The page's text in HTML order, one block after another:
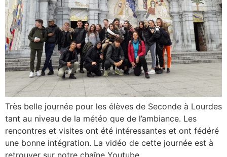
Très belle journée pour les élèves de Seconde à Lourdes
tant au niveau de la météo que de l’ambiance. Les
rencontres et visites ont été intéressantes et ont fédéré
une bonne intégration. La vidéo de cette journée est à
retrouver sur notre chaîne Youtube